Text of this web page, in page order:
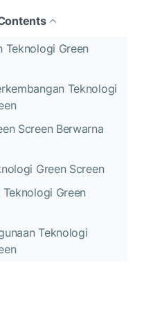
Teknologi Green
Teknologi
Screen Berwarna
Green Screen
Teknologi Green
Teknologi